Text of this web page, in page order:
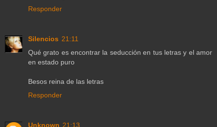
Responder
Silencios 21:11
Qué grato es encontrar la seducción en tus letras y el amor
en estado puro
Besos reina de las letras
Responder
Unknown 21:13